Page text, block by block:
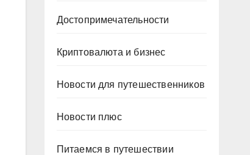
Достопримечательности
Криптовалюта и бизнес
Новости для путешественников
Новости плюс
Питаемся в путешествии